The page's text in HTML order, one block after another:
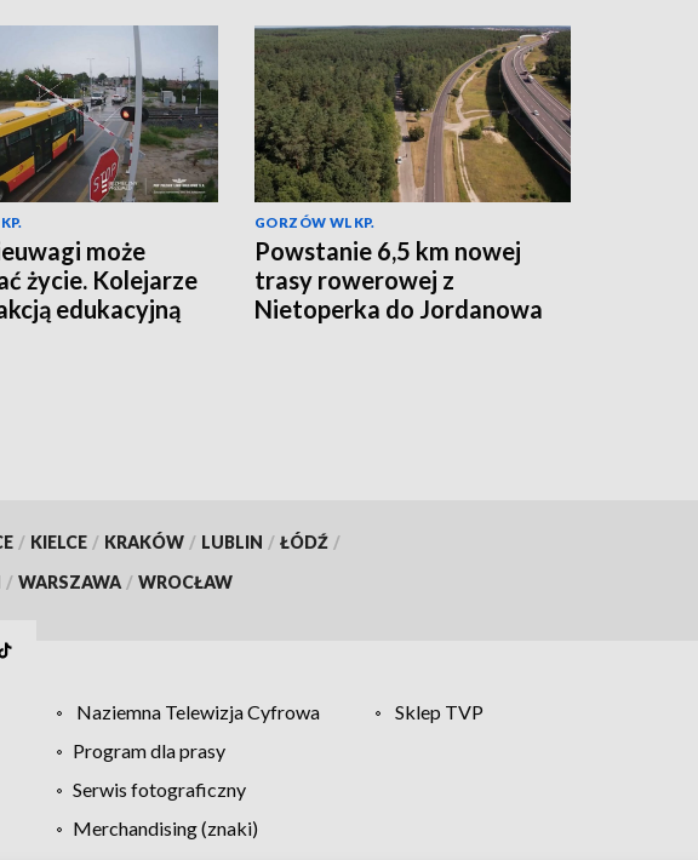
może
życie. Kolejarze
edukacyjną
GORZÓW WLKP.
Powstanie 6,5 km nowej
trasy rowerowej z
Nietoperka do Jordanowa
/ KIELCE / KRAKÓW / LUBLIN / ŁÓDŹ /
/ WARSZAWA / WROCŁAW
Naziemna Telewizja Cyfrowa
Sklep TVP
Program dla prasy
Serwis fotograficzny
Merchandising (znaki)